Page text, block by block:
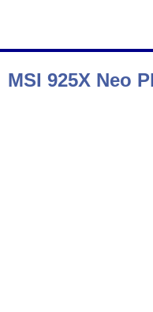
MSI 925X Neo